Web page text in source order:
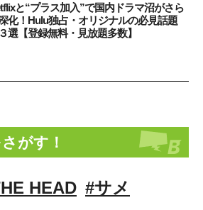
と“プラス加入”で国内ドラマ沼がさら
化！Hulu独占・オリジナルの必見話題
選【登録無料・見放題多数】
がす！
HEAD #サメ